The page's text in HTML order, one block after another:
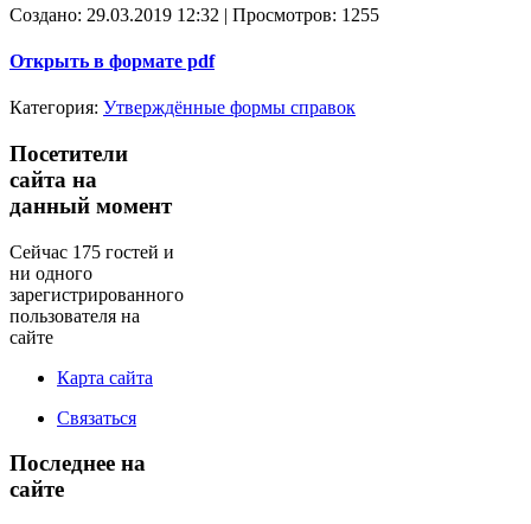
Создано: 29.03.2019 12:32 | Просмотров: 1255
Открыть в формате pdf
Категория: Утверждённые формы справок
Посетители
сайта на
данный момент
Сейчас 175 гостей и
ни одного
зарегистрированного
пользователя на
сайте
Карта сайта
Связаться
Последнее на
сайте